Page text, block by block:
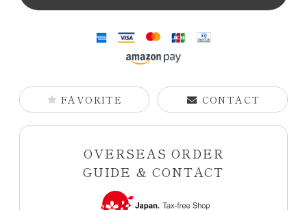
FAVORITE CONTACT
OVERSEAS ORDER
GUIDE & CONTACT